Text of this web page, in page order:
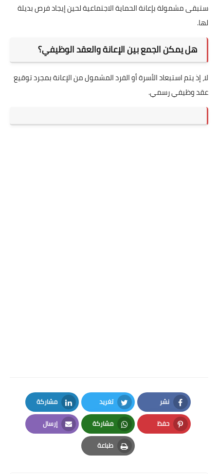
ستبقى مشمولة بإعانة الحماية الاجتماعية لحين إيجاد فرص بديلة
لها.
هل يمكن الجمع بين الإعانة والعقد الوظيفي؟
لا، إذ يتم استبعاد الأسرة أو الفرد المشمول من الإعانة بمجرد توقيع
عقد وظيفي رسمي.
نشر
Facebook
تغريد
Twitter
مشاركة
LinkedIn
حفظ
Pinterest
مشاركة
Whatsapp
إرسال
Email
طباعة
Print